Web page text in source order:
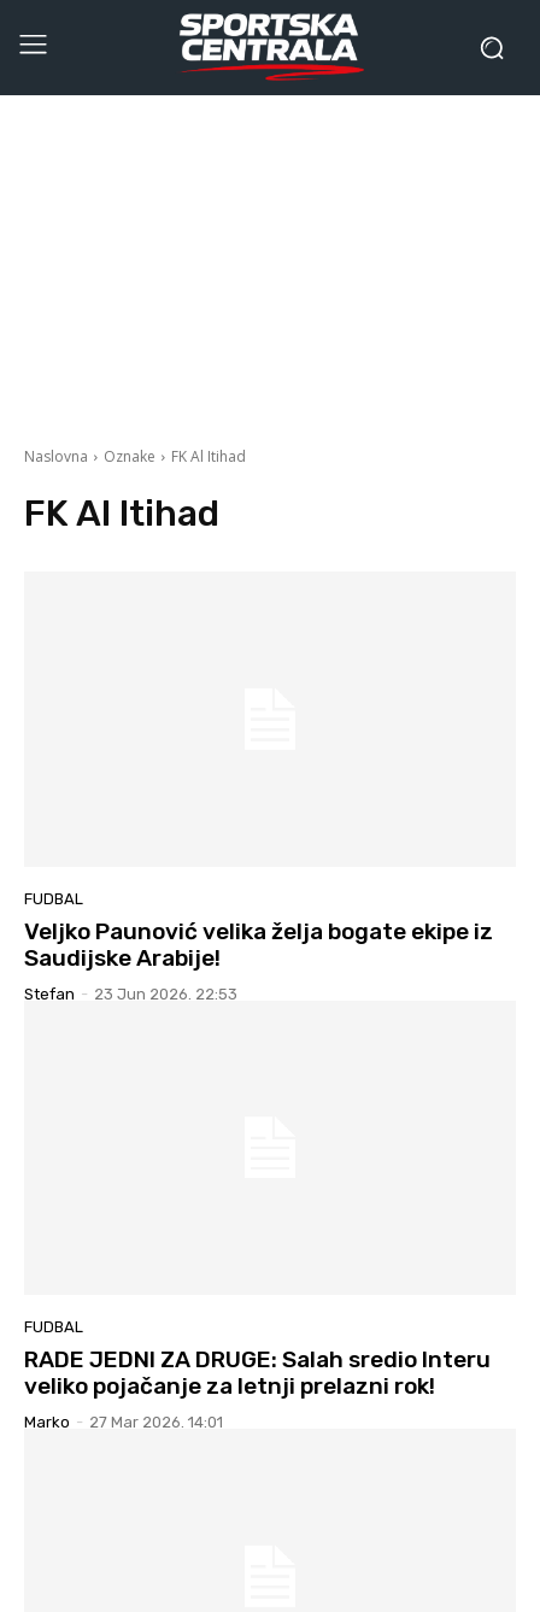
Naslovna Oznake FK Al Itihad
FK Al Itihad
FUDBAL
Veljko Paunović velika želja bogate ekipe iz
Saudijske Arabije!
Stefan - 23 Jun 2026. 22:53
FUDBAL
RADE JEDNI ZA DRUGE: Salah sredio Interu
veliko pojačanje za letnji prelazni rok!
Marko - 27 Mar 2026. 14:01